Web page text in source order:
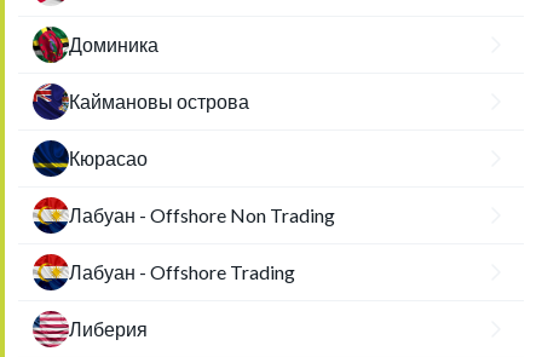
Доминика
Каймановы острова
Кюрасао
Лабуан - Offshore Non Trading
Лабуан - Offshore Trading
Либерия